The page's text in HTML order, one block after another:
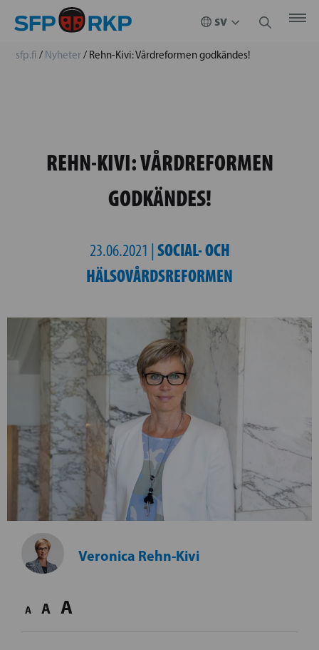
sfp.fi / Nyheter/ Rehn-Kivi: Vårdreformen godkändes!
REHN-KIVI: VÅRDREFORMEN
GODKÄNDES!
23.06.2021 | SOCIAL- OCH
HÄLSOVÅRDSREFORMEN
Veronica Rehn-Kivi
A A A